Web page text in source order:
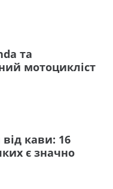
та
мотоцикліст
кави: 16
є значно